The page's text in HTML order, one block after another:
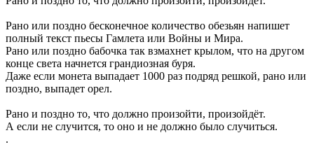
Рано или поздно бесконечное количество обезьян напишет
полный текст пьесы Гамлета или Войны и Мира.
Рано или поздно бабочка так взмахнет крылом, что на другом
конце света начнется грандиозная буря.
Даже если монета выпадает 1000 раз подряд решкой, рано или
поздно, выпадет орел.
Рано и поздно то, что должно произойти, произойдёт.
А если не случится, то оно и не должно было случиться.
.